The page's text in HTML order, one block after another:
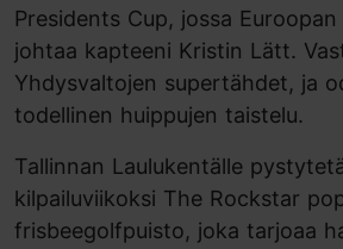
Presidents Cup, jossa
johtaa kapteeni Kristin Lätt.
Yhdysvaltojen supertähdet, ja
todellinen huippujen taistelu.
Tallinnan Laulukentälle
kilpailuviikoksi The Rockstar
frisbeegolfpuisto, joka tarjoaa